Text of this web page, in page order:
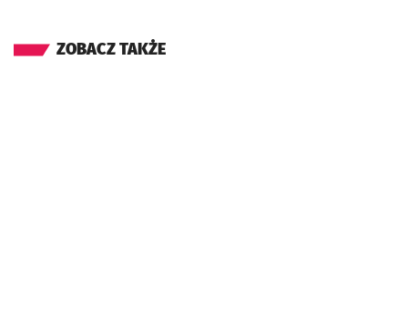
ZOBACZ TAKŻE